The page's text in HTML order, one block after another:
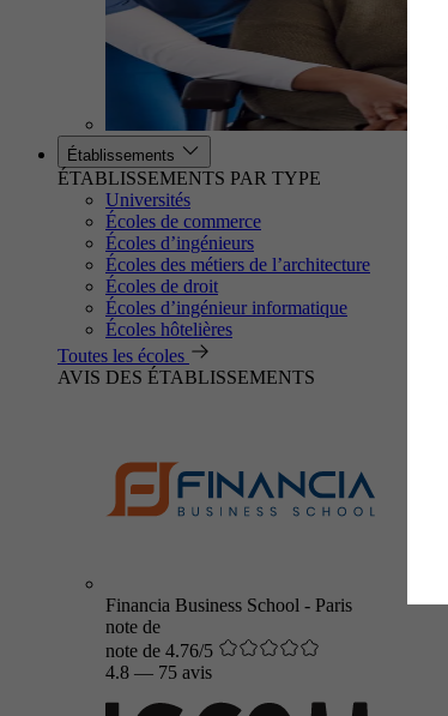
Établissements
ÉTABLISSEMENTS PAR TYPE
Universités
Écoles de commerce
Écoles d’ingénieurs
Écoles des métiers de l’architecture
Écoles de droit
Écoles d’ingénieur informatique
Écoles hôtelières
Toutes les écoles
AVIS DES ÉTABLISSEMENTS
Financia Business School - Paris
note de
note de 4.76/5
4.8 — 75 avis